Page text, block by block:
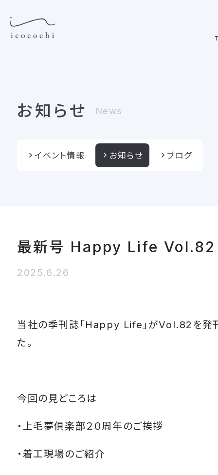
お知らせ News
イベント情報 お知らせ ブログ
最新号 Happy Life Vol.82
2025.6.26
当社の季刊誌「Happy Life」がVol.82を発
た。
今回の見どころは
・上毛夢倶楽部２０周年のご挨拶
・着工現場のご紹介